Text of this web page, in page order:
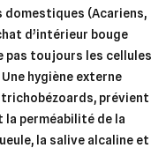
domestiques (Acariens,
d’intérieur bouge
pas toujours les cellules
hygiène externe
prévient
la perméabilité de la
la salive alcaline et